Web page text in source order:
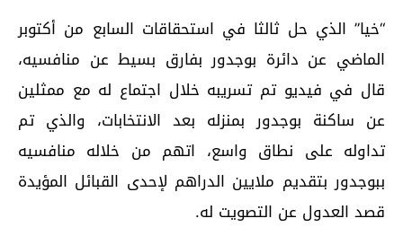
“خيا” الذي حل ثالثا في استحقاقات السابع من أكتوبر
الماضي عن دائرة بوجدور بفارق بسيط عن منافسيه،
قال في فيديو تم تسريبه خلال اجتماع له مع ممثلين
عن ساكنة بوجدور بمنزله بعد الانتخابات، والذي تم
تداوله على نطاق واسع، اتهم من خلاله منافسيه
ببوجدور بتقديم ملايين الدراهم لإحدى القبائل المؤيدة
قصد العدول عن التصويت له.